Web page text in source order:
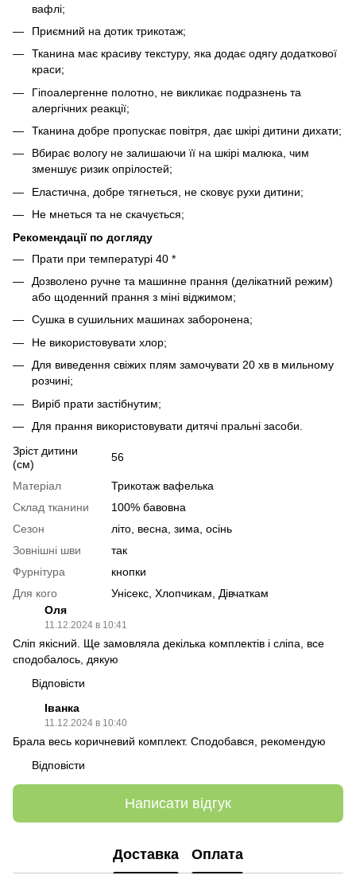
вафлі;
Приємний на дотик трикотаж;
Тканина має красиву текстуру, яка додає одягу додаткової
краси;
Гіпоалергенне полотно, не викликає подразнень та
алергічних реакції;
Тканина добре пропускає повітря, дає шкірі дитини дихати;
Вбирає вологу не залишаючи її на шкірі малюка, чим
зменшує ризик опрілостей;
Еластична, добре тягнеться, не сковує рухи дитини;
Не мнеться та не скачується;
Рекомендації по догляду
Прати при температурі 40 *
Дозволено ручне та машинне прання (делікатний режим)
або щоденний прання з міні віджимом;
Сушка в сушильних машинах заборонена;
Не використовувати хлор;
Для виведення свіжих плям замочувати 20 хв в мильному
розчині;
Виріб прати застібнутим;
Для прання використовувати дитячі пральні засоби.
Зріст дитини
(см)
56
Матеріал
Трикотаж вафелька
Склад тканини
100% бавовна
Сезон
літо, весна, зима, осінь
Зовнішні шви
так
Фурнітура
кнопки
Для кого
Унісекс, Хлопчикам, Дівчаткам
Оля
11.12.2024 в 10:41
Сліп якісний. Ще замовляла декілька комплектів і сліпа, все
сподобалось, дякую
Відповісти
Іванка
11.12.2024 в 10:40
Брала весь коричневий комплект. Сподобався, рекомендую
Відповісти
Написати відгук
Доставка Оплата